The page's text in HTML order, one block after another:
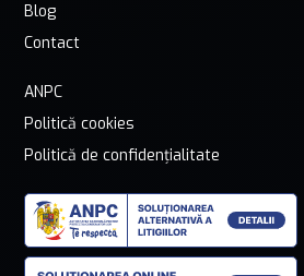
Blog
Contact
ANPC
Politică cookies
Politică de confidențialitate